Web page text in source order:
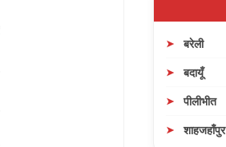
बरेली
बदायूँ
पीलीभीत
शाहजहाँपुर